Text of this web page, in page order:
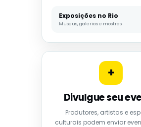
Exposições no Rio
Museus, galerias e mostras
+
Divulgue seu
Produtores, artistas e
culturais podem enviar